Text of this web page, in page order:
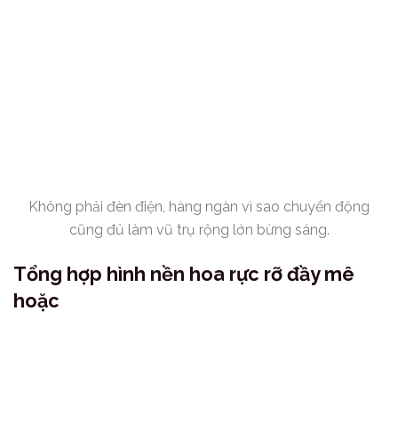
Không phải đèn điện, hàng ngàn vì sao chuyển động
cũng đủ làm vũ trụ rộng lớn bừng sáng.
Tổng hợp hình nền hoa rực rỡ đầy mê
hoặc